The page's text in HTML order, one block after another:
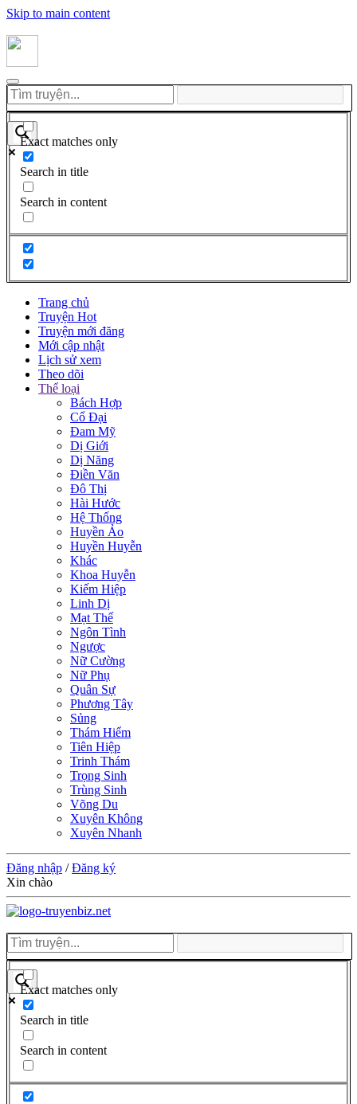
Skip to main content
Exact matches only
Search in title
Search in content
Trang chủ
Truyện Hot
Truyện mới đăng
Mới cập nhật
Lịch sử xem
Theo dõi
Thể loại
Bách Hợp
Cổ Đại
Đam Mỹ
Dị Giới
Dị Năng
Điền Văn
Đô Thị
Hài Hước
Hệ Thống
Huyền Ảo
Huyền Huyễn
Khác
Khoa Huyễn
Kiếm Hiệp
Linh Dị
Mạt Thế
Ngôn Tình
Ngược
Nữ Cường
Nữ Phụ
Quân Sự
Phương Tây
Sủng
Thám Hiểm
Tiên Hiệp
Trinh Thám
Trọng Sinh
Trùng Sinh
Võng Du
Xuyên Không
Xuyên Nhanh
Đăng nhập /Đăng ký
Xin chào
Exact matches only
Search in title
Search in content